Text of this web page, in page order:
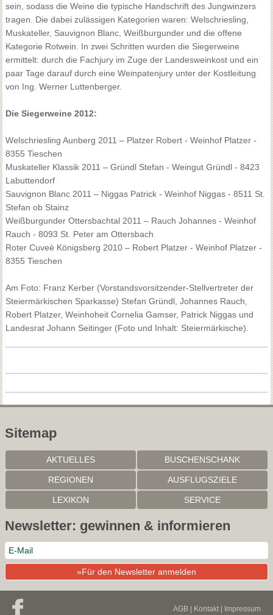
sein, sodass die Weine die typische Handschrift des Jungwinzers
tragen. Die dabei zulässigen Kategorien waren: Welschriesling,
Muskateller, Sauvignon Blanc, Weißburgunder und die offene
Kategorie Rotwein. In zwei Schritten wurden die Siegerweine
ermittelt: durch die Fachjury im Zuge der Landesweinkost und ein
paar Tage darauf durch eine Weinpatenjury unter der Kostleitung
von Ing. Werner Luttenberger.
Die Siegerweine 2012:
Welschriesling Aunberg 2011 – Platzer Robert - Weinhof Platzer -
8355 Tieschen
Muskateller Klassik 2011 – Gründl Stefan - Weingut Gründl - 8423
Labuttendorf
Sauvignon Blanc 2011 – Niggas Patrick - Weinhof Niggas - 8511 St.
Stefan ob Stainz
Weißburgunder Ottersbachtal 2011 – Rauch Johannes - Weinhof
Rauch - 8093 St. Peter am Ottersbach
Roter Cuveè Königsberg 2010 – Robert Platzer - Weinhof Platzer -
8355 Tieschen
Am Foto: Franz Kerber (Vorstandsvorsitzender-Stellvertreter der
Steiermärkischen Sparkasse) Stefan Gründl, Johannes Rauch,
Robert Platzer, Weinhoheit Cornelia Gamser, Patrick Niggas und
Landesrat Johann Seitinger (Foto und Inhalt: Steiermärkische).
Sitemap
AKTUELLES BUSCHENSCHANK
REGIONEN AUSFLUGSZIELE
LEXIKON SERVICE
Newsletter: gewinnen & informieren
»Für den Newsletter anmelden
AGB | Kontakt | Impressum
Mit der weiteren Nutzung dieser Website akzeptieren Sie die
weitere Informationen OK